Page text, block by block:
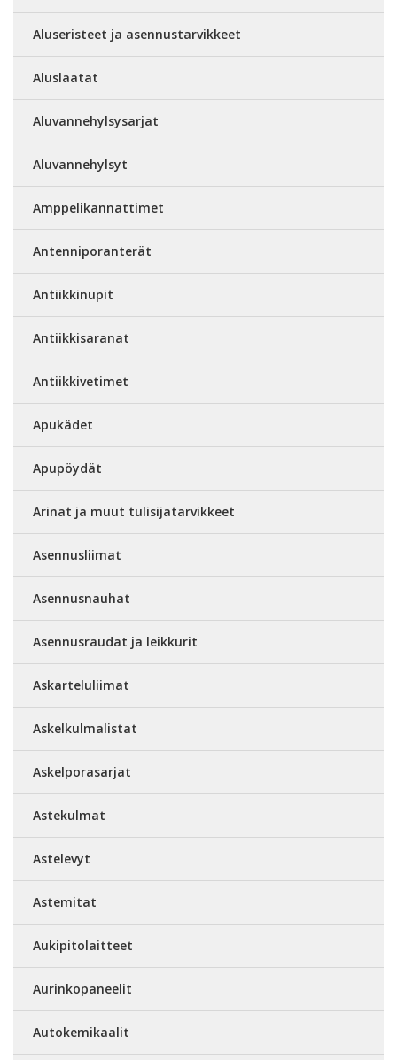
Aluseristeet ja asennustarvikkeet
Aluslaatat
Aluvannehylsysarjat
Aluvannehylsyt
Amppelikannattimet
Antenniporanterät
Antiikkinupit
Antiikkisaranat
Antiikkivetimet
Apukädet
Apupöydät
Arinat ja muut tulisijatarvikkeet
Asennusliimat
Asennusnauhat
Asennusraudat ja leikkurit
Askarteluliimat
Askelkulmalistat
Askelporasarjat
Astekulmat
Astelevyt
Astemitat
Aukipitolaitteet
Aurinkopaneelit
Autokemikaalit